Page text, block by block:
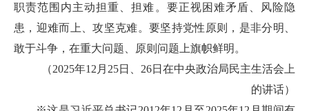
职责范围内主动担重、担难。要正视困难矛盾、风险隐
患，迎难而上、攻坚克难。要坚持党性原则，是非分明、
敢于斗争，在重大问题、原则问题上旗帜鲜明。
（2025年12月25日、26日在中央政治局民主生活会上
的讲话）